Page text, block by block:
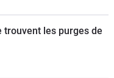
trouvent les purges de